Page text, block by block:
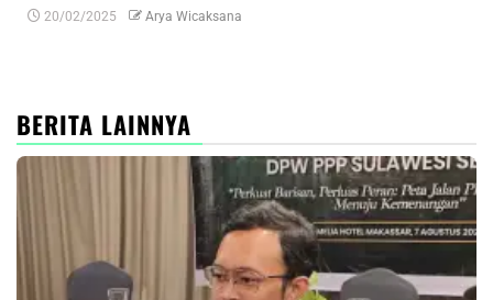
20/02/2025 Arya Wicaksana
BERITA LAINNYA